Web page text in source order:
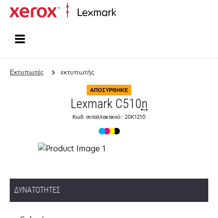
Εκτυπωτές εκτυπωτής
ΑΠΟΣΎΡΘΗΚΕ
Lexmark C510n
Κωδ. ανταλλακτικού:: 20K1210
ΔΥΝΑΤΌΤΗΤΕΣ